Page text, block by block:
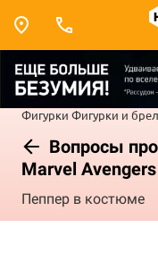
Фигурки Фигурки и
Вопросы
Marvel
Пеппер в костюме